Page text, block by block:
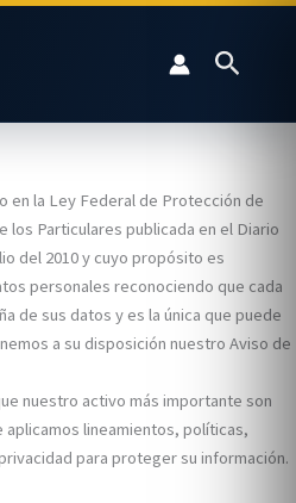
Buscar
en la Ley Federal de Protección de
los Particulares publicada en el Diario
del 2010 y cuyo propósito es
personales reconociendo que cada
de sus datos y es la única que puede
a su disposición nuestro Aviso de
nuestro activo más importante son
lineamientos, políticas,
para proteger su información.